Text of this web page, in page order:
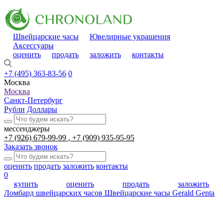
Швейцарские часы
Ювелирные украшения
Аксессуары
оценить
продать заложить контакты
+7 (495) 363-83-56 0
Москва
Москва
Санкт-Петербург
Рубли Доллары
мессенджеры
+7 (926) 679-99-99
+7 (909) 935-95-95
Заказать звонок
оценить продать заложить контакты
0
купить
оценить продать
заложить
Ломбард швейцарских часов Швейцарские часы Gerald Genta